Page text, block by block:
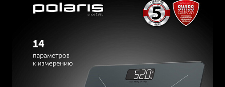
умеют уникальные функции: весы для новорожденных,
весы для животных и взвешивание багажа. Поэтому
данные весы будут полезны всей семье. Весы Polaris - это
умное устройство, которое поможет вам следить за